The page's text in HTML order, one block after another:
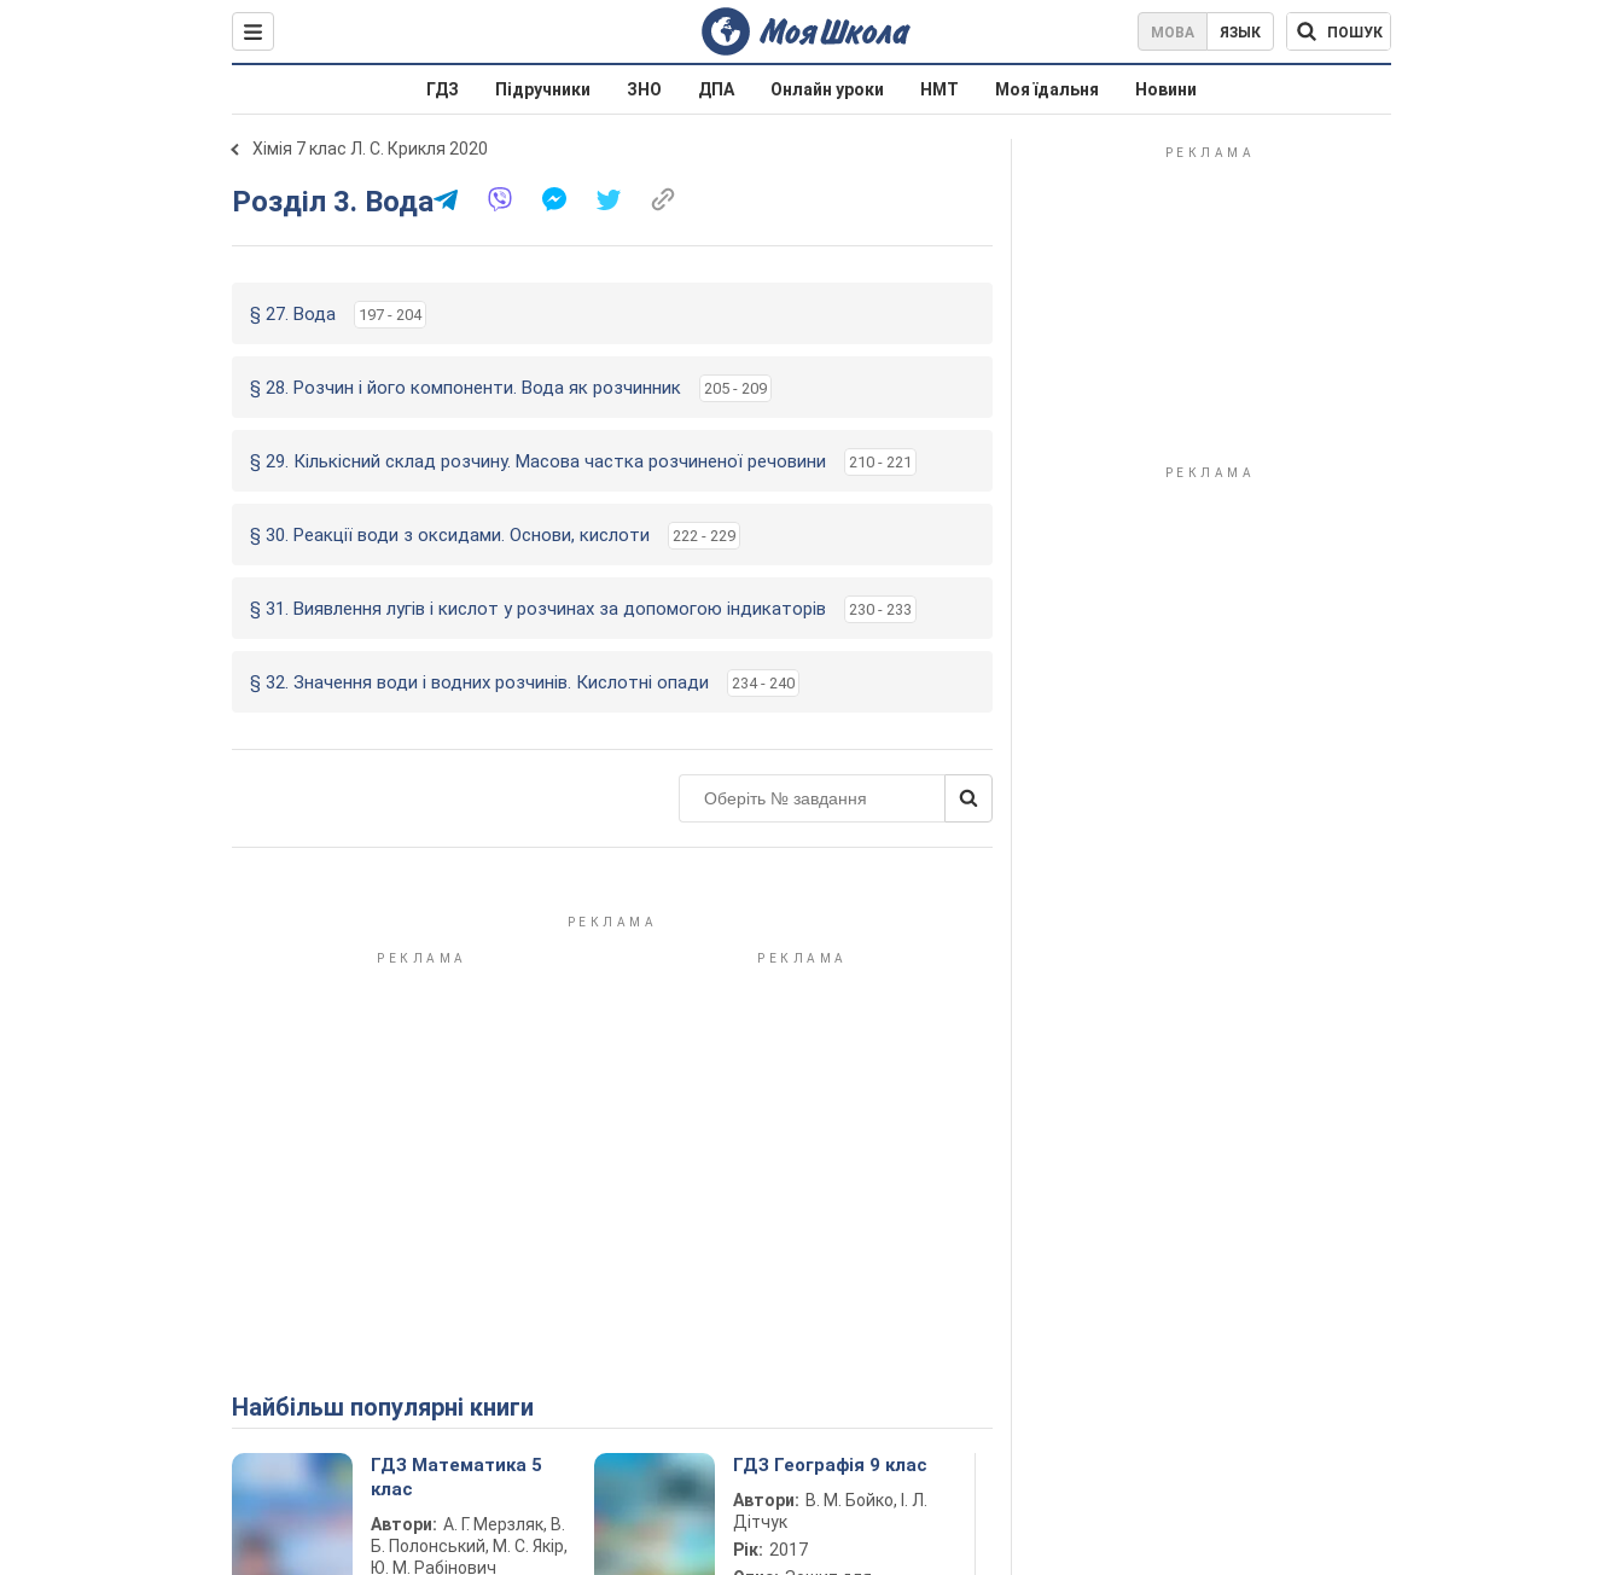
МОВА ЯЗЫК ПОШУК
ГДЗ Підручники ЗНО ДПА Онлайн уроки НМТ Моя їдальня Новини
Хімія 7 клас Л. С. Крикля 2020
Розділ 3. Вода
§ 27. Вода 197 - 204
§ 28. Розчин і його компоненти. Вода як розчинник 205 - 209
§ 29. Кількісний склад розчину. Масова частка розчиненої речовини 210 - 221
§ 30. Реакції води з оксидами. Основи, кислоти 222 - 229
§ 31. Виявлення лугів і кислот у розчинах за допомогою індикаторів 230 - 233
§ 32. Значення води і водних розчинів. Кислотні опади 234 - 240
Найбільш популярні книги
ГДЗ Математика 5
клас
Автори: А. Г. Мерзляк, В.
Б. Полонський, М. С. Якір,
Ю. М. Рабінович
ГДЗ Географія 9 клас
Автори: В. М. Бойко, І. Л.
Дітчук
Рік: 2017